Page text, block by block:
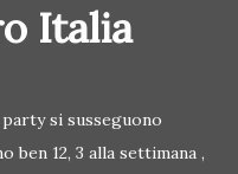
Italia
si susseguono
ben 12, 3 alla settimana ,